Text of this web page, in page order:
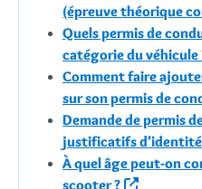
(épreuve théorique
Quels permis de
catégorie du véhicule
Comment faire
sur son permis de
Demande de permis
justificatifs d'identité
À quel âge peut-on
scooter ?